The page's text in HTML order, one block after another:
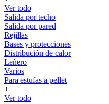
Ver todo
Salida por techo
Salida por pared
Rejillas
Bases y protecciones
Distribución de calor
Leñero
Varios
Para estufas a pellet
+
Ver todo